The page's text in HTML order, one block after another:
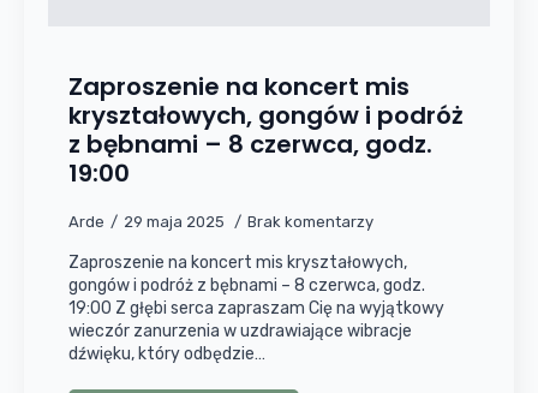
Zaproszenie na koncert mis
kryształowych, gongów i podróż
z bębnami – 8 czerwca, godz.
19:00
Arde 29 maja 2025 Brak komentarzy
Zaproszenie na koncert mis kryształowych,
gongów i podróż z bębnami – 8 czerwca, godz.
19:00 Z głębi serca zapraszam Cię na wyjątkowy
wieczór zanurzenia w uzdrawiające wibracje
dźwięku, który odbędzie…